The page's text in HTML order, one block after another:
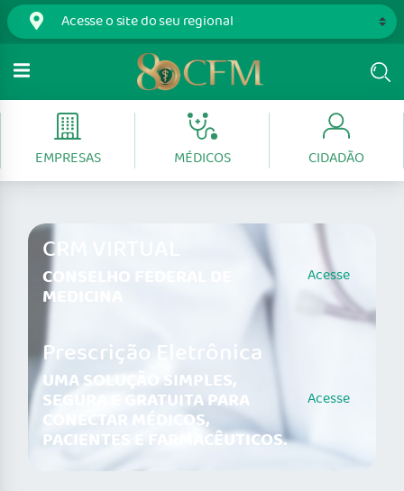
EMPRESAS MÉDICOS CIDADÃO
CRM VIRTUAL
CONSELHO FEDERAL DE
MEDICINA
Acesse
Prescrição Eletrônica
UMA SOLUÇÃO SIMPLES,
SEGURA E GRATUITA PARA
CONECTAR MÉDICOS,
PACIENTES E FARMACÊUTICOS.
Acesse